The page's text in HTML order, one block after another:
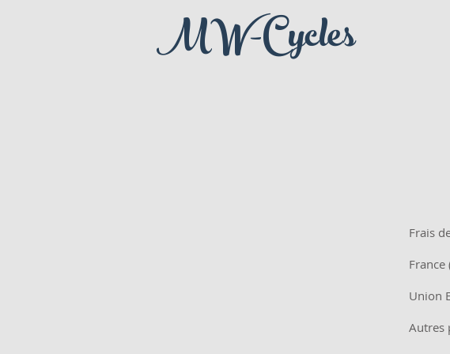
MW-Cycles
Frais
France
Union
Autres